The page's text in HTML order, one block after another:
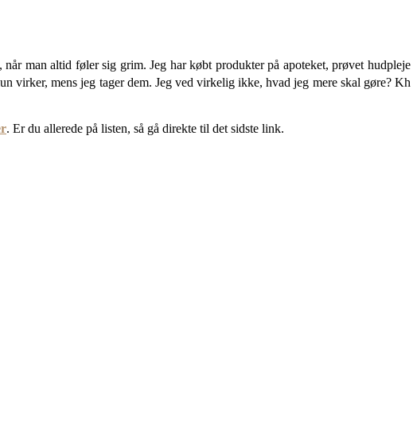
når man altid føler sig grim.Jeg har købt produkter på apoteket, prøvet hudpleje
virker, mens jeg tager dem. Jeg ved virkelig ikke, hvad jeg mere skal gøre? Kh
. Er du allerede på listen, så gå direkte til det sidste link.